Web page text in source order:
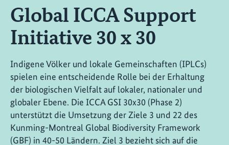
Global ICCA Support
Initiative 30 x 30
Indigene Völker und lokale Gemeinschaften (IPLCs)
spielen eine entscheidende Rolle bei der Erhaltung
der biologischen Vielfalt auf lokaler, nationaler und
globaler Ebene. Die ICCA GSI 30x30 (Phase 2)
unterstützt die Umsetzung der Ziele 3 und 22 des
Kunming-Montreal Global Biodiversity Framework
(GBF) in 40-50 Ländern. Ziel 3 bezieht sich auf die